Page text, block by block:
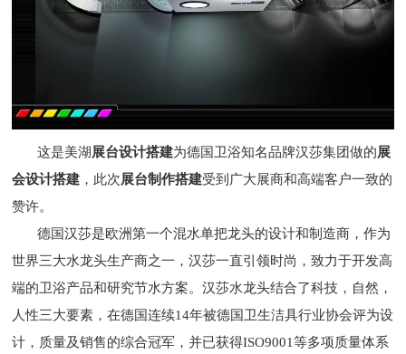
这是美湖展台设计搭建为德国卫浴知名品牌汉莎集团做的展
会设计搭建 ，此次展台制作搭建受到广大展商和高端客户一致的
赞许。
德国汉莎是欧洲第一个混水单把龙头的设计和制造商，作为
世界三大水龙头生产商之一，汉莎一直引领时尚，致力于开发高
端的卫浴产品和研究节水方案。汉莎水龙头结合了科技，自然，
人性三大要素，在德国连续14年被德国卫生洁具行业协会评为设
计，质量及销售的综合冠军，并已获得ISO9001等多项质量体系